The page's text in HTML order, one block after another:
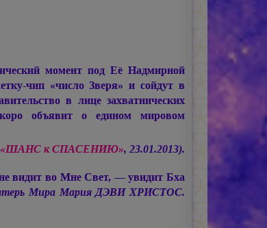
момент под Её Надмирной
чип «число Зверя» и сойдут в
в лице захватнических
объявит о едином мировом
«ШАНС к СПАСЕНИЮ», 23.01.2013).
видит во Мне Свет, — увидит Бха
Мира Мария ДЭВИ ХРИСТОС.